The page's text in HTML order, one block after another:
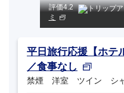
評価4.2
ミ
平日旅行応援【ホテ
／食事なし
禁煙 洋室 ツイン シャ